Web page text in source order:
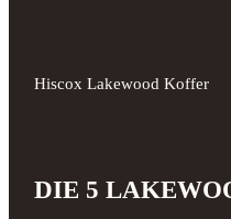
Hiscox Lakewood Koffer
DIE 5